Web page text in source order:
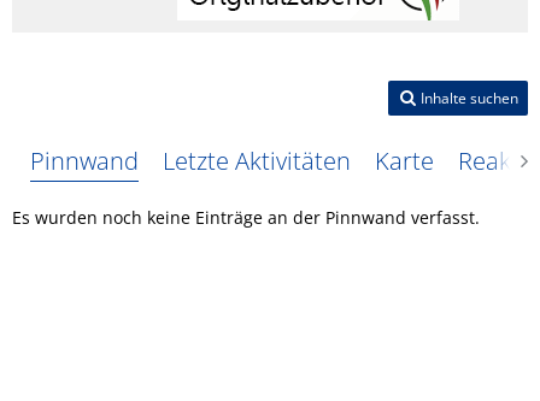
Inhalte suchen
Pinnwand Letzte Aktivitäten Karte
Es wurden noch keine Einträge an der Pinnwand verfasst.